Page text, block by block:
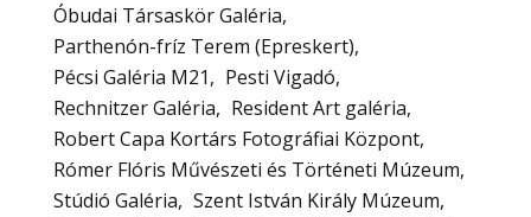
Óbudai Társaskör Galéria
Parthenón-fríz Terem (Epreskert)
Pécsi Galéria M21
Pesti Vigadó
Rechnitzer Galéria
Resident Art galéria
Robert Capa Kortárs Fotográfiai Központ
Rómer Flóris Művészeti és Történeti Múzeum
Stúdió Galéria
Szent István Király Múzeum